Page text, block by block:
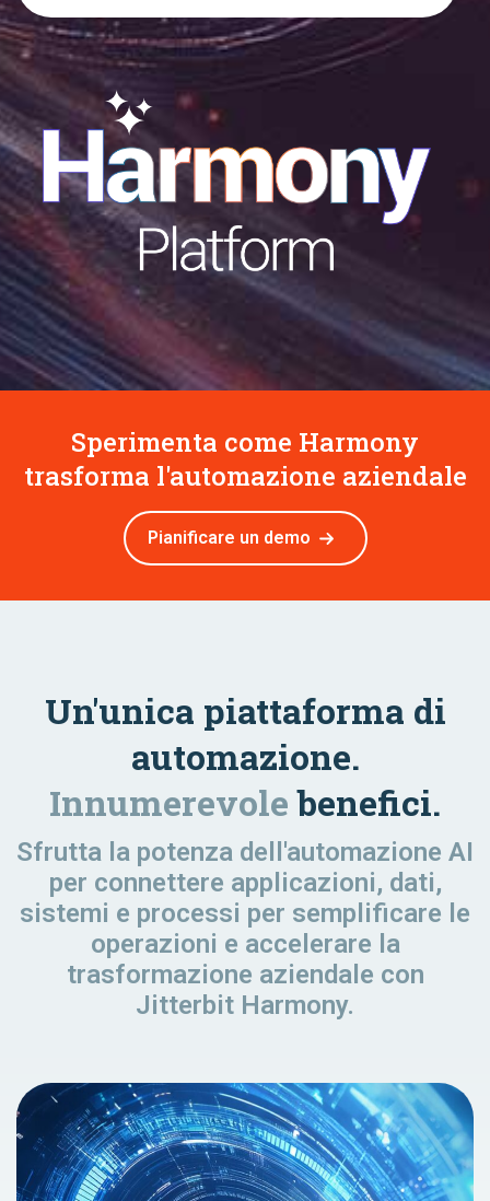
Sperimenta come Harmony
trasforma l'automazione aziendale
Pianificare un demo
Un'unica piattaforma di
automazione.
Innumerevolebenefici.
Sfrutta la potenza dell'automazione AI
per connettere applicazioni, dati,
sistemi e processi per semplificare le
operazioni e accelerare la
trasformazione aziendale con
Jitterbit Harmony.